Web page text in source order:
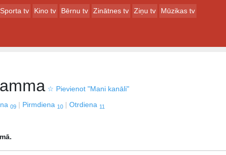
Sporta tv Kino tv Bērnu tv Zinātnes tv Ziņu tv Mūzikas tv
☆ Pievienot "Mani kanāli"
09 Pirmdiena 10 Otrdiena 11